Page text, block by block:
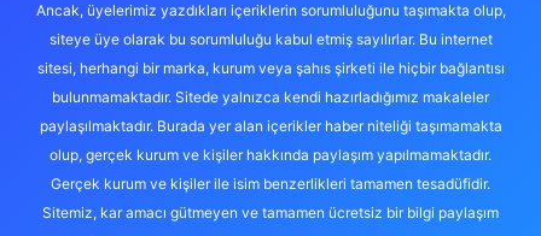
Ancak, üyelerimiz yazdıkları içeriklerin sorumluluğunu taşımakta olup,
siteye üye olarak bu sorumluluğu kabul etmiş sayılırlar. Bu internet
sitesi, herhangi bir marka, kurum veya şahıs şirketi ile hiçbir bağlantısı
bulunmamaktadır. Sitede yalnızca kendi hazırladığımız makaleler
paylaşılmaktadır. Burada yer alan içerikler haber niteliği taşımamakta
olup, gerçek kurum ve kişiler hakkında paylaşım yapılmamaktadır.
Gerçek kurum ve kişiler ile isim benzerlikleri tamamen tesadüfidir.
Sitemiz, kar amacı gütmeyen ve tamamen ücretsiz bir bilgi paylaşım